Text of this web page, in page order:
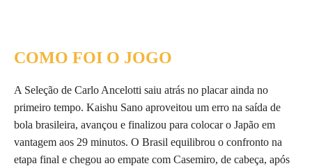
COMO FOI O JOGO
A Seleção de Carlo Ancelotti saiu atrás no placar ainda no
primeiro tempo. Kaishu Sano aproveitou um erro na saída de
bola brasileira, avançou e finalizou para colocar o Japão em
vantagem aos 29 minutos. O Brasil equilibrou o confronto na
etapa final e chegou ao empate com Casemiro, de cabeça, após